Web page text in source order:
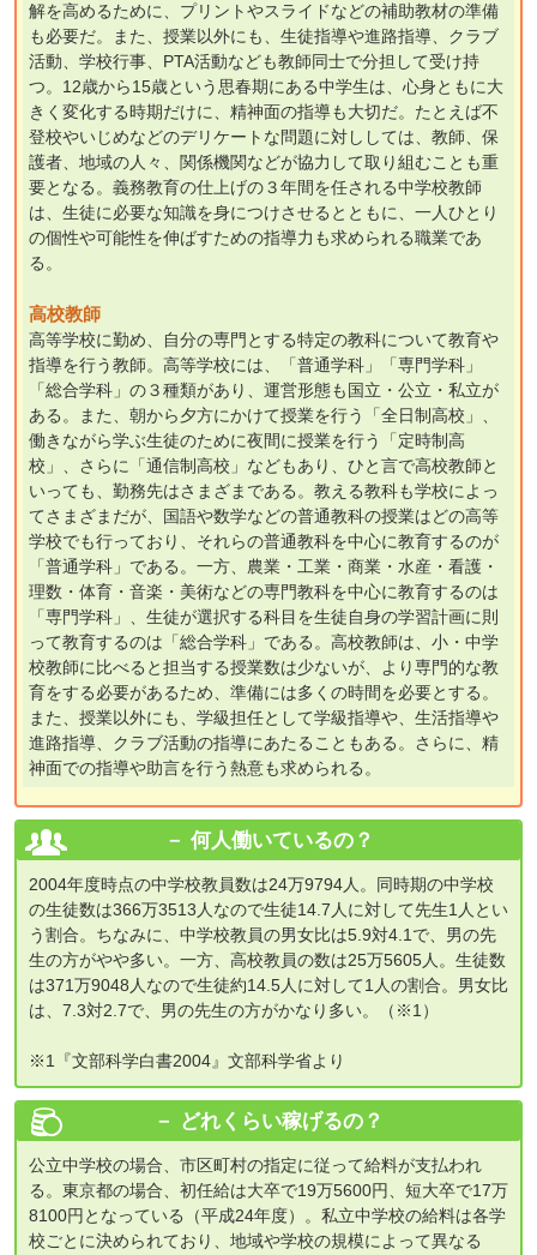
解を高めるために、プリントやスライドなどの補助教材の準備
も必要だ。また、授業以外にも、生徒指導や進路指導、クラブ
活動、学校行事、PTA活動なども教師同士で分担して受け持
つ。12歳から15歳という思春期にある中学生は、心身ともに大
きく変化する時期だけに、精神面の指導も大切だ。たとえば不
登校やいじめなどのデリケートな問題に対ししては、教師、保
護者、地域の人々、関係機関などが協力して取り組むことも重
要となる。義務教育の仕上げの３年間を任される中学校教師
は、生徒に必要な知識を身につけさせるとともに、一人ひとり
の個性や可能性を伸ばすための指導力も求められる職業であ
る。
高校教師
高等学校に勤め、自分の専門とする特定の教科について教育や
指導を行う教師。高等学校には、「普通学科」「専門学科」
「総合学科」の３種類があり、運営形態も国立・公立・私立が
ある。また、朝から夕方にかけて授業を行う「全日制高校」、
働きながら学ぶ生徒のために夜間に授業を行う「定時制高
校」、さらに「通信制高校」などもあり、ひと言で高校教師と
いっても、勤務先はさまざまである。教える教科も学校によっ
てさまざまだが、国語や数学などの普通教科の授業はどの高等
学校でも行っており、それらの普通教科を中心に教育するのが
「普通学科」である。一方、農業・工業・商業・水産・看護・
理数・体育・音楽・美術などの専門教科を中心に教育するのは
「専門学科」、生徒が選択する科目を生徒自身の学習計画に則
って教育するのは「総合学科」である。高校教師は、小・中学
校教師に比べると担当する授業数は少ないが、より専門的な教
育をする必要があるため、準備には多くの時間を必要とする。
また、授業以外にも、学級担任として学級指導や、生活指導や
進路指導、クラブ活動の指導にあたることもある。さらに、精
神面での指導や助言を行う熱意も求められる。
何人働いているの？
2004年度時点の中学校教員数は24万9794人。同時期の中学校
の生徒数は366万3513人なので生徒14.7人に対して先生1人とい
う割合。ちなみに、中学校教員の男女比は5.9対4.1で、男の先
生の方がやや多い。一方、高校教員の数は25万5605人。生徒数
は371万9048人なので生徒約14.5人に対して1人の割合。男女比
は、7.3対2.7で、男の先生の方がかなり多い。（※1）
※1『文部科学白書2004』文部科学省より
どれくらい稼げるの？
公立中学校の場合、市区町村の指定に従って給料が支払われ
る。東京都の場合、初任給は大卒で19万5600円、短大卒で17万
8100円となっている（平成24年度）。私立中学校の給料は各学
校ごとに決められており、地域や学校の規模によって異なる